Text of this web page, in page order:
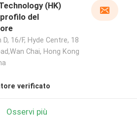
(HK)
del
D, 16/F, Hyde Centre, 18
Chai, Hong Kong
verificato
Osservi più